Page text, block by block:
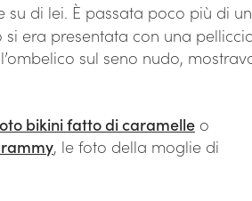
su di lei. È passata poco più di
si era presentata con una
sul seno nudo,
bikini fatto di caramelle o
, le foto della moglie di